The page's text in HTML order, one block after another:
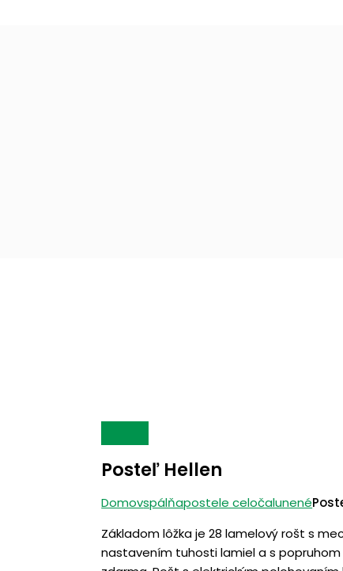
Posteľ Hellen
Domovspálňapostele celočalunené
Základom lôžka je 28 lamelový rošt s
nastavením tuhosti lamiel a s